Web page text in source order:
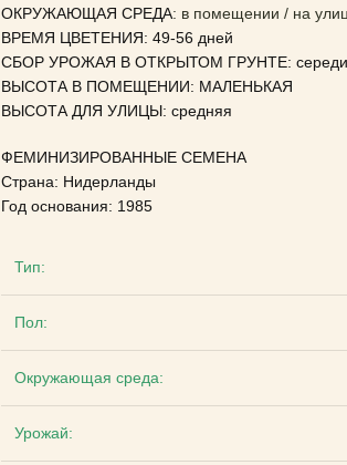
ОКРУЖАЮЩАЯ СРЕДА: в помещении / на
ВРЕМЯ ЦВЕТЕНИЯ: 49-56 дней
СБОР УРОЖАЯ В ОТКРЫТОМ ГРУНТЕ:
ВЫСОТА В ПОМЕЩЕНИИ: МАЛЕНЬКАЯ
ВЫСОТА ДЛЯ УЛИЦЫ: средняя
ФЕМИНИЗИРОВАННЫЕ СЕМЕНА
Страна: Нидерланды
Год основания: 1985
Тип:
Пол:
Окружающая среда:
Урожай: